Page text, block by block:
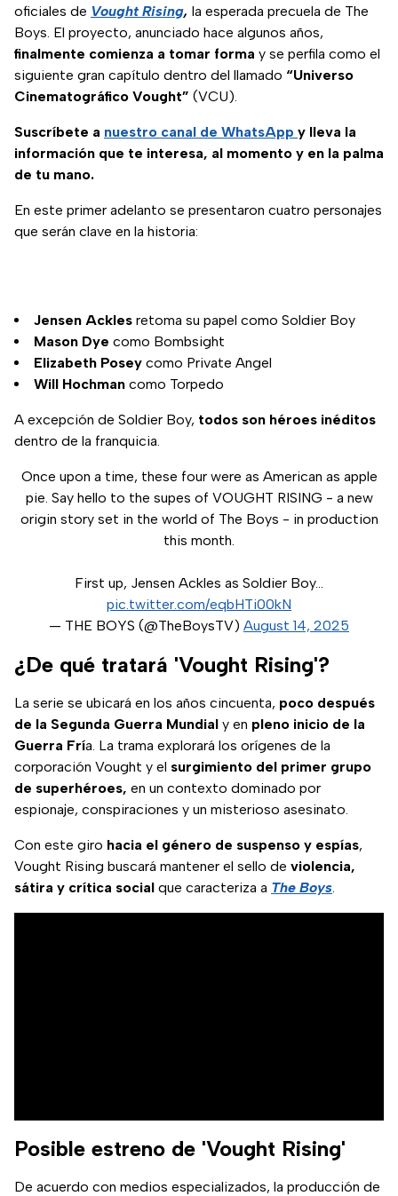
oficiales de Vought Rising, la esperada precuela de The
Boys. El proyecto, anunciado hace algunos años,
finalmente comienza a tomar forma y se perfila como el
siguiente gran capítulo dentro del llamado “Universo
Cinematográfico Vought” (VCU).
Suscríbete a nuestro canal de WhatsApp y lleva la
información que te interesa, al momento y en la palma
de tu mano.
En este primer adelanto se presentaron cuatro personajes
que serán clave en la historia:
Jensen Ackles retoma su papel como Soldier Boy
Mason Dye como Bombsight
Elizabeth Posey como Private Angel
Will Hochman como Torpedo
A excepción de Soldier Boy, todos son héroes inéditos
dentro de la franquicia.
Once upon a time, these four were as American as apple
pie. Say hello to the supes of VOUGHT RISING - a new
origin story set in the world of The Boys - in production
this month.
First up, Jensen Ackles as Soldier Boy…
pic.twitter.com/eqbHTi00kN
— THE BOYS (@TheBoysTV) August 14, 2025
¿De qué tratará 'Vought Rising'?
La serie se ubicará en los años cincuenta, poco después
de la Segunda Guerra Mundial y en pleno inicio de la
Guerra Fría. La trama explorará los orígenes de la
corporación Vought y el surgimiento del primer grupo
de superhéroes, en un contexto dominado por
espionaje, conspiraciones y un misterioso asesinato.
Con este giro hacia el género de suspenso y espías,
Vought Rising buscará mantener el sello de violencia,
sátira y crítica social que caracteriza a The Boys.
Posible estreno de 'Vought Rising'
De acuerdo con medios especializados, la producción de